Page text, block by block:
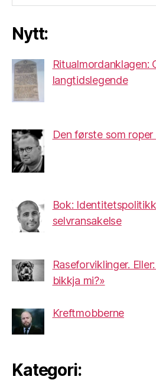
Nytt:
Ritualmordanklagen:
langtidslegende
Den første som
Bok:
selvransakelse
Raseforviklinger.
bikkja mi?»
Kreftmobberne
Kategori: